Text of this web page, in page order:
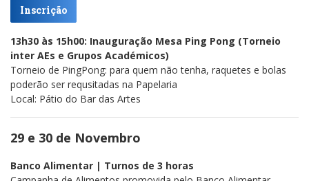
Inscrição
13h30 às 15h00: Inauguração Mesa Ping Pong (Torneio
inter AEs e Grupos Académicos)
Torneio de PingPong: para quem não tenha, raquetes e bolas
poderão ser requsitadas na Papelaria
Local: Pátio do Bar das Artes
29 e 30 de Novembro
Banco Alimentar | Turnos de 3 horas